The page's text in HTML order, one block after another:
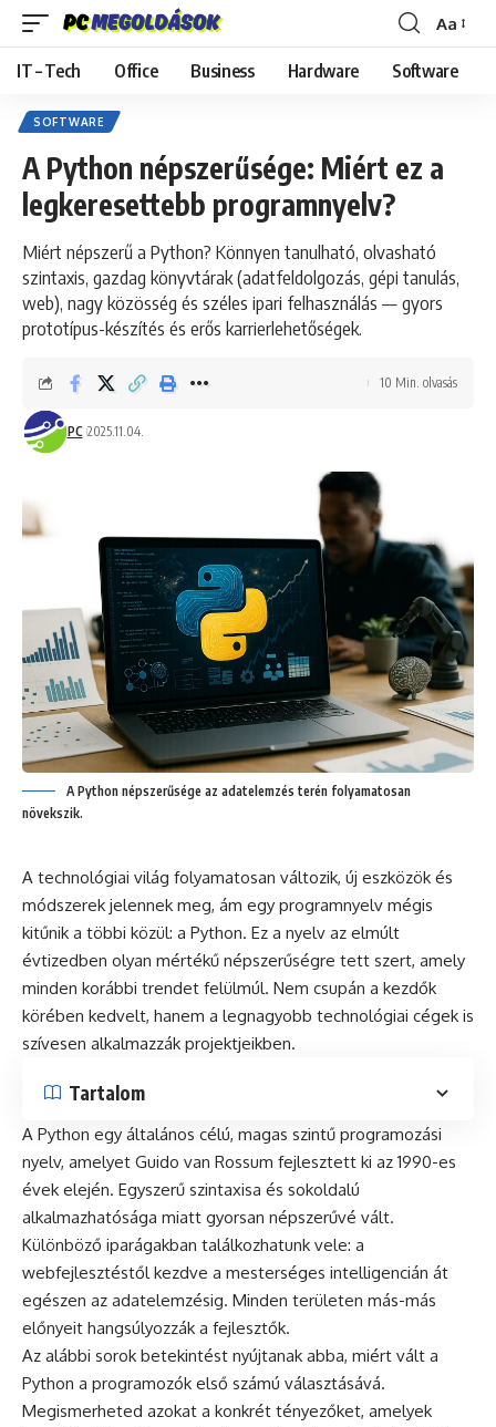
Font
Resizer
Aa
IT – Tech Office Business Hardware Software
SOFTWARE
A Python népszerűsége: Miért ez a
legkeresettebb programnyelv?
Miért népszerű a Python? Könnyen tanulható, olvasható
szintaxis, gazdag könyvtárak (adatfeldolgozás, gépi tanulás,
web), nagy közösség és széles ipari felhasználás — gyors
prototípus-készítés és erős karrierlehetőségek.
PC 2025.11.04.
10 Min. olvasás
A Python népszerűsége az adatelemzés terén folyamatosan
növekszik.
A technológiai világ folyamatosan változik, új eszközök és
módszerek jelennek meg, ám egy programnyelv mégis
kitűnik a többi közül: a Python. Ez a nyelv az elmúlt
évtizedben olyan mértékű népszerűségre tett szert, amely
minden korábbi trendet felülmúl. Nem csupán a kezdők
körében kedvelt, hanem a legnagyobb technológiai cégek is
szívesen alkalmazzák projektjeikben.
Tartalom
A Python egy általános célú, magas szintű programozási
nyelv, amelyet Guido van Rossum fejlesztett ki az 1990-es
évek elején. Egyszerű szintaxisa és sokoldalú
alkalmazhatósága miatt gyorsan népszerűvé vált.
Különböző iparágakban találkozhatunk vele: a
webfejlesztéstől kezdve a mesterséges intelligencián át
egészen az adatelemzésig. Minden területen más-más
előnyeit hangsúlyozzák a fejlesztők.
Az alábbi sorok betekintést nyújtanak abba, miért vált a
Python a programozók első számú választásává.
Megismerheted azokat a konkrét tényezőket, amelyek